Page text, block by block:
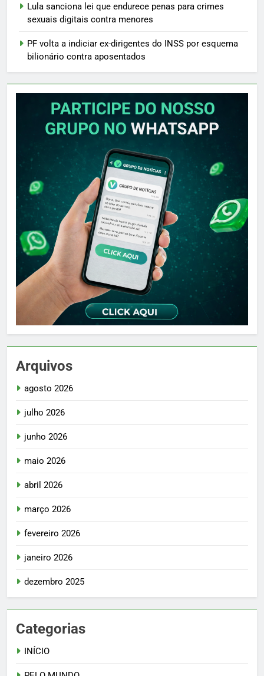
Lula sanciona lei que endurece penas para crimes
sexuais digitais contra menores
PF volta a indiciar ex-dirigentes do INSS por esquema
bilionário contra aposentados
Arquivos
agosto 2026
julho 2026
junho 2026
maio 2026
abril 2026
março 2026
fevereiro 2026
janeiro 2026
dezembro 2025
Categorias
INÍCIO